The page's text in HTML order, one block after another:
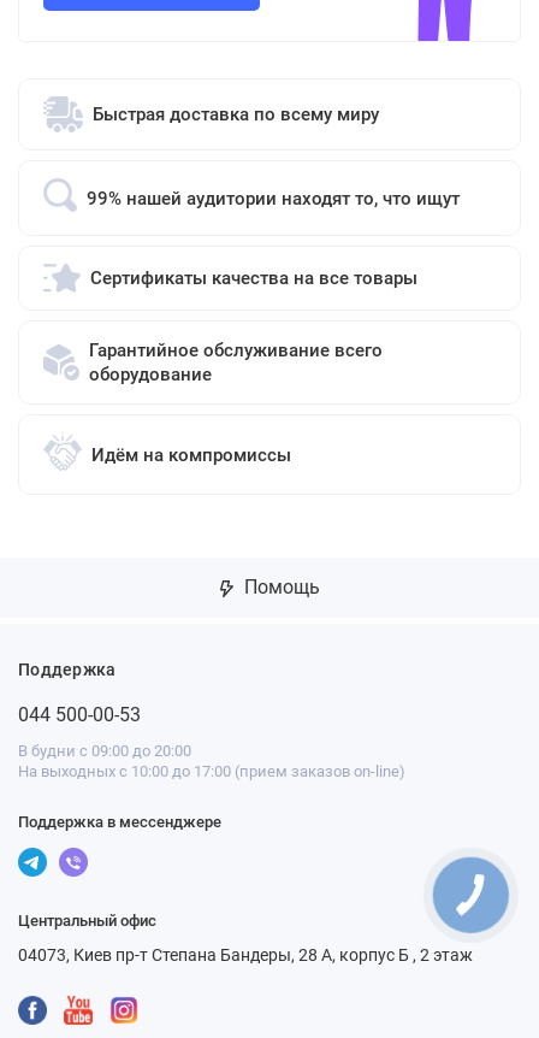
Быстрая доставка по всему миру
99% нашей аудитории находят то, что ищут
Сертификаты качества на все товары
Гарантийное обслуживание всего
оборудование
Идём на компромиссы
Помощь
Поддержка
044 500-00-53
В будни с 09:00 до 20:00
На выходных с 10:00 до 17:00 (прием заказов on-line)
Поддержка в мессенджере
Центральный офис
04073, Киев пр-т Степана Бандеры, 28 А, корпус Б , 2 этаж